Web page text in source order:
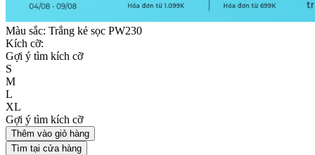
Màu sắc: Trắng kẻ sọc PW230
Kích cỡ:
Gợi ý tìm kích cỡ
S
M
L
XL
Gợi ý tìm kích cỡ
Thêm vào giỏ hàng
Tìm tại cửa hàng